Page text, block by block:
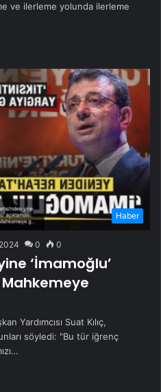
ve ilerleme yolunda ilerleme
Haber
0 0
‘İmamoğlu’
Mahkemeye
Yardımcısı Suat Kılıç,
söyledi: "Bu tür iğrenç